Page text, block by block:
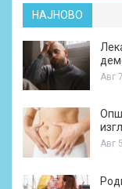
НАЈНОВО
Авг
Авг